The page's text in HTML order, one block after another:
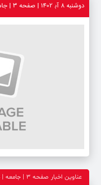
دوشنبه 8 آب‍ 1402 | صفحه ۳ | جامعه
عناوین اخبار صفحه ۳ | جامعه | دوشنبه 8 آب‍ 1402